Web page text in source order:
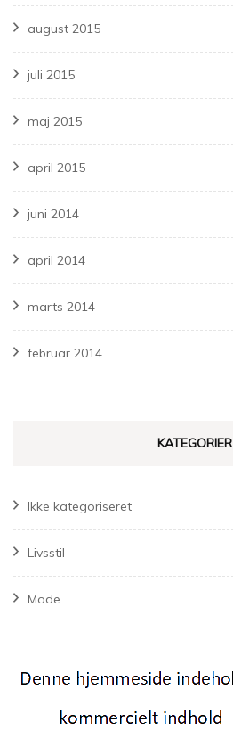
august 2015
juli 2015
maj 2015
april 2015
juni 2014
april 2014
marts 2014
februar 2014
KATEGORIER
Ikke kategoriseret
Livsstil
Mode